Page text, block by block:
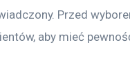
Przed
aby mieć